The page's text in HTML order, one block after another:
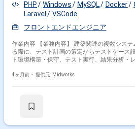
PHP
Windows MySQL Docker
Laravel
VSCode
フロントエンドエンジニア
作業内容 【業務内容】 建築関連の複数システムをPHPとLaravelで刷新す
る際に、テスト計画の策定からテストケース
ト環境構築・保守、テスト実行、結果分析・
します。 【作業内容】 ・Webシステム刷新全体のテスト計画策定
入、運用) ・開発チームとの連携による品質向上 ・品質管理、改善活動へ
4ヶ月前・ 提供元: Midworks